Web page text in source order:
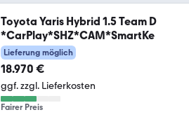
Toyota Yaris Hybrid 1.5 Team D
*CarPlay*SHZ*CAM*SmartKe
Lieferung möglich
18.970 €
ggf. zzgl. Lieferkosten
Fairer Preis